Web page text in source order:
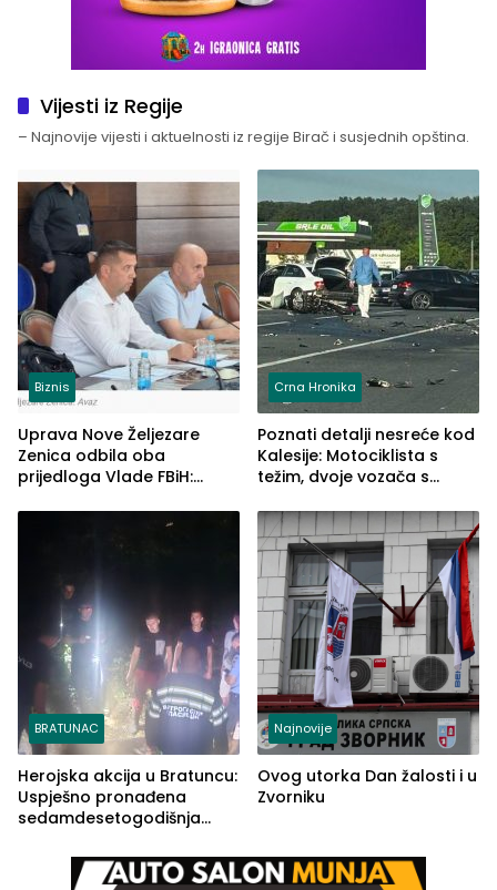
Vijesti iz Regije
– Najnovije vijesti i aktuelnosti iz regije Birač i susjednih opština.
Biznis
Uprava Nove Željezare
Zenica odbila oba
prijedloga Vlade FBiH:
rješenje
Crna Hronika
Poznati detalji nesreće kod
Kalesije: Motociklista s
težim, dvoje vozača s
BRATUNAC
Herojska akcija u Bratuncu:
Uspješno pronađena
sedamdesetogodišnja
Kravice.
Najnovije
Ovog utorka Dan žalosti i u
Zvorniku